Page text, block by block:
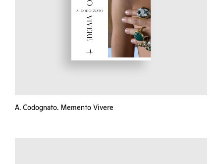
A. Codognato. Memento Vivere